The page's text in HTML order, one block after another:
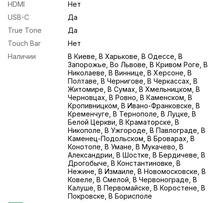
HDMI
Нет
USB-С
Да
True Tone
Да
Touch Bar
Нет
Наличии
В Киеве, В Харькове, В Одессе, В
Запорожье, Во Львове, В Кривом Роге, В
Николаеве, В Виннице, В Херсоне, В
Полтаве, В Чернигове, В Черкассах, В
Житомире, В Сумах, В Хмельницком, В
Черновцах, В Ровно, В Каменском, В
Кропивницком, В Ивано-Франковске, В
Кременчуге, В Тернополе, В Луцке, В
Белой Церкви, В Краматорске, В
Никополе, В Ужгороде, В Павлограде, В
Каменец-Подольском, В Броварах, В
Конотопе, В Умане, В Мукачево, В
Александрии, В Шостке, В Бердичеве, В
Дрогобыче, В Константиновке, В
Нежине, В Измаиле, В Новомосковске, В
Ковеле, В Смелой, В Червонограде, В
Калуше, В Первомайске, В Коростене, В
Покровске, В Борисполе